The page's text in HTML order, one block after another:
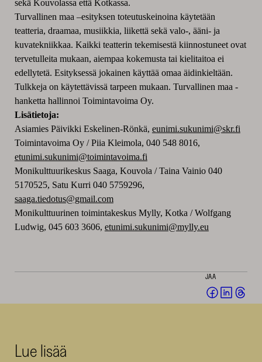
sekä Kouvolassa että Kotkassa.
Turvallinen maa –esityksen toteutuskeinoina käytetään
teatteria, draamaa, musiikkia, liikettä sekä valo-, ääni- ja
kuvatekniikkaa. Kaikki teatterin tekemisestä kiinnostuneet ovat
tervetulleita mukaan, aiempaa kokemusta tai kielitaitoa ei
edellytetä. Esityksessä jokainen käyttää omaa äidinkieltään.
Tulkkeja on käytettävissä tarpeen mukaan. Turvallinen maa -
hanketta hallinnoi Toimintavoima Oy.
Lisätietoja:
Asiamies Päivikki Eskelinen-Rönkä, eunimi.sukunimi@skr.fi
Toimintavoima Oy / Piia Kleimola, 040 548 8016,
etunimi.sukunimi@toimintavoima.fi
Monikulttuurikeskus Saaga, Kouvola / Taina Vainio 040
5170525, Satu Kurri 040 5759296,
saaga.tiedotus@gmail.com
Monikulttuurinen toimintakeskus Mylly, Kotka / Wolfgang
Ludwig, 045 603 3606, etunimi.sukunimi@mylly.eu
JAA
Jaa Jaa
Lue lisää